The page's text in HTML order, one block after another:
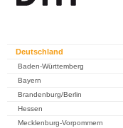
Deutschland
Baden-Württemberg
Bayern
Brandenburg/Berlin
Hessen
Mecklenburg-Vorpommern